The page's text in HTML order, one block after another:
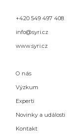
+420 549 497 408
info@syri.cz
www.syri.cz
O nás
Výzkum
Experti
Novinky a události
Kontakt